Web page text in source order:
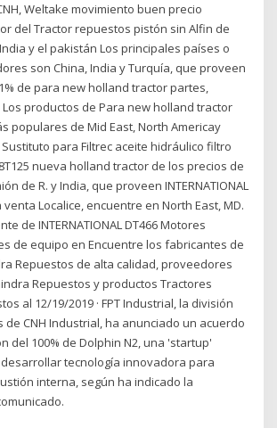
Weltake movimiento buen precio
del Tractor repuestos pistón sin Alfin de
y el pakistán Los principales países o
son China, India y Turquía, que proveen
de para new holland tractor partes,
productos de Para new holland tractor
populares de Mid East, North Americay
para Filtrec aceite hidráulico filtro
nueva holland tractor de los precios de
de R. y India, que proveen INTERNATIONAL
venta Localice, encuentre en North East, MD.
de INTERNATIONAL DT466 Motores
de equipo en Encuentre los fabricantes de
Repuestos de alta calidad, proveedores
Repuestos y productos Tractores
al 12/19/2019 · FPT Industrial, la división
de CNH Industrial, ha anunciado un acuerdo
del 100% de Dolphin N2, una 'startup'
tecnología innovadora para
interna, según ha indicado la